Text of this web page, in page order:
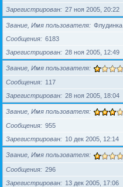
Зарегистрирован
27 ноя 2005, 20:22
Звание, Имя пользователя Флудинка
Сообщения
6183
Зарегистрирован
28 ноя 2005, 12:49
Звание, Имя пользователя
Сообщения
117
Зарегистрирован
28 ноя 2005, 18:04
Звание, Имя пользователя
Сообщения
955
Зарегистрирован
10 дек 2005, 12:14
Звание, Имя пользователя
Сообщения
296
Зарегистрирован
13 дек 2005, 17:06